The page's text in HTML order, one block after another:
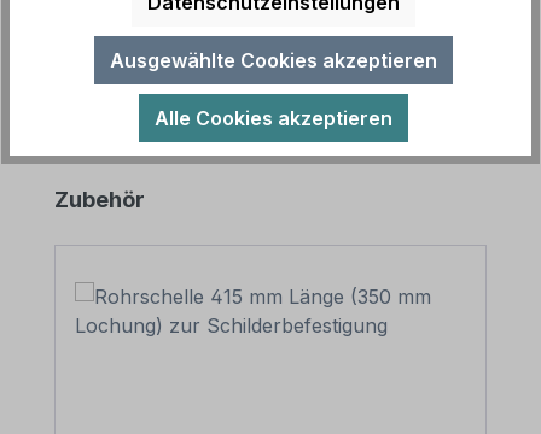
zahlreiche Themenschi…Mehr
Produktgalerie überspringen
Zubehör
Ausgewählte Cookies akzeptieren
Alle Cookies akzeptieren